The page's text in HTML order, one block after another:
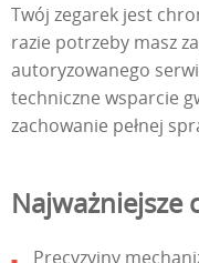
Twój zegarek jest
razie potrzeby masz
autoryzowanego
techniczne wsparcie
zachowanie pełnej
Najważniejsze
Precyzyjny